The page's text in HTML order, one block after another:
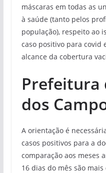
máscaras em todas as
à saúde (tanto pelos
população), respeito ao
caso positivo para covid
alcance da cobertura
Prefeitura
dos
A orientação é
casos positivos para a
comparação aos meses
16 dias do mês são